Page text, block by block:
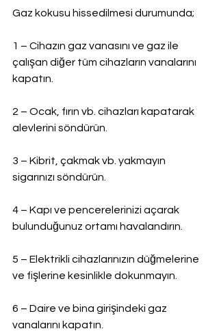
Gaz kokusu hissedilmesi durumunda;
1 – Cihazın gaz vanasını ve gaz ile
çalışan diğer tüm cihazların vanalarını
kapatın.
2 – Ocak, fırın vb. cihazları kapatarak
alevlerini söndürün.
3 – Kibrit, çakmak vb. yakmayın
sigarınızı söndürün.
4 – Kapı ve pencerelerinizi açarak
bulunduğunuz ortamı havalandırın.
5 – Elektrikli cihazlarınızın düğmelerine
ve fişlerine kesinlikle dokunmayın.
6 – Daire ve bina girişindeki gaz
vanalarını kapatın.